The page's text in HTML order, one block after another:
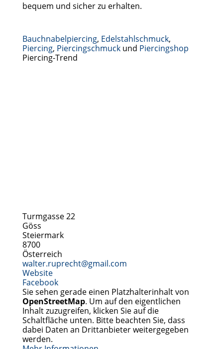
bequem und sicher zu erhalten.
Bauchnabelpiercing, Edelstahlschmuck,
Piercing, Piercingschmuckund Piercingshop
Piercing-Trend
Turmgasse 22
Göss
Steiermark
8700
Österreich
walter.ruprecht@gmail.com
Website
Facebook
Sie sehen gerade einen Platzhalterinhalt von
OpenStreetMap. Um auf den eigentlichen
Inhalt zuzugreifen, klicken Sie auf die
Schaltfläche unten. Bitte beachten Sie, dass
dabei Daten an Drittanbieter weitergegeben
werden.